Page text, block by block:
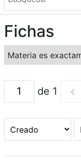
SOBRE EL AUTOR
CONTENIDO
TODOS LOS
CATEGORIAS
OBRAS SOBRE
MATERIAS
PALABRAS
MULTIMEDIA
Fichas
Materia es
de 1